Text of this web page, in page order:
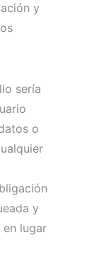
y
sería
o
y
lugar